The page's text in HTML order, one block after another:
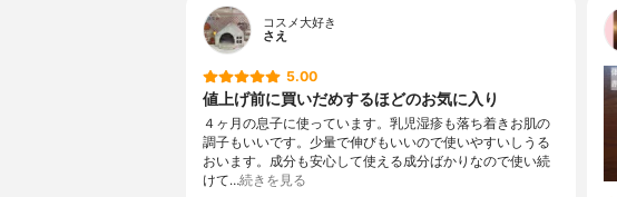
コスメ大好き
さえ
5.00
値上げ前に買いだめするほどのお気に入り
４ヶ月の息子に使っています。乳児湿疹も落ち着きお肌の
調子もいいです。少量で伸びもいいので使いやすいしうる
おいます。成分も安心して使える成分ばかりなので使い続
けて…続きを見る